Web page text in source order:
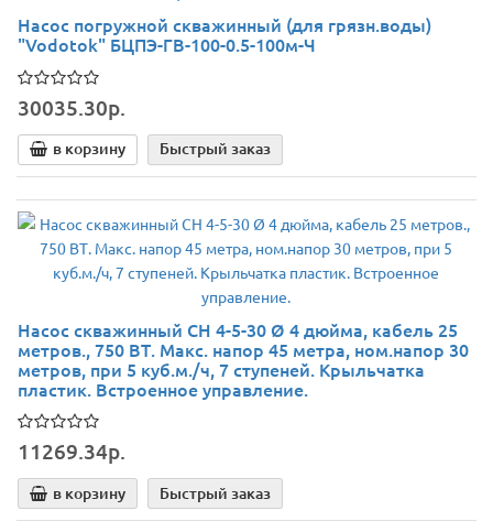
Насос погружной скважинный (для грязн.воды)
"Vodotok" БЦПЭ-ГВ-100-0.5-100м-Ч
30035.30р.
в корзину Быстрый заказ
Насос скважинный СН 4-5-30 Ø 4 дюйма, кабель 25
метров., 750 ВТ. Макс. напор 45 метра, ном.напор 30
метров, при 5 куб.м./ч, 7 ступеней. Крыльчатка
пластик. Встроенное управление.
11269.34р.
в корзину Быстрый заказ